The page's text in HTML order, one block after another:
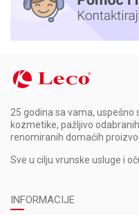
25 godina sa vama,
kozmetike, pažljivo
renomiranih domaćih
Sve u cilju vrunske usluge i
INFORMACIJE